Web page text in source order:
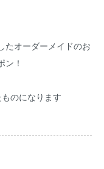
たオーダーメイドのお
ン！
のになります